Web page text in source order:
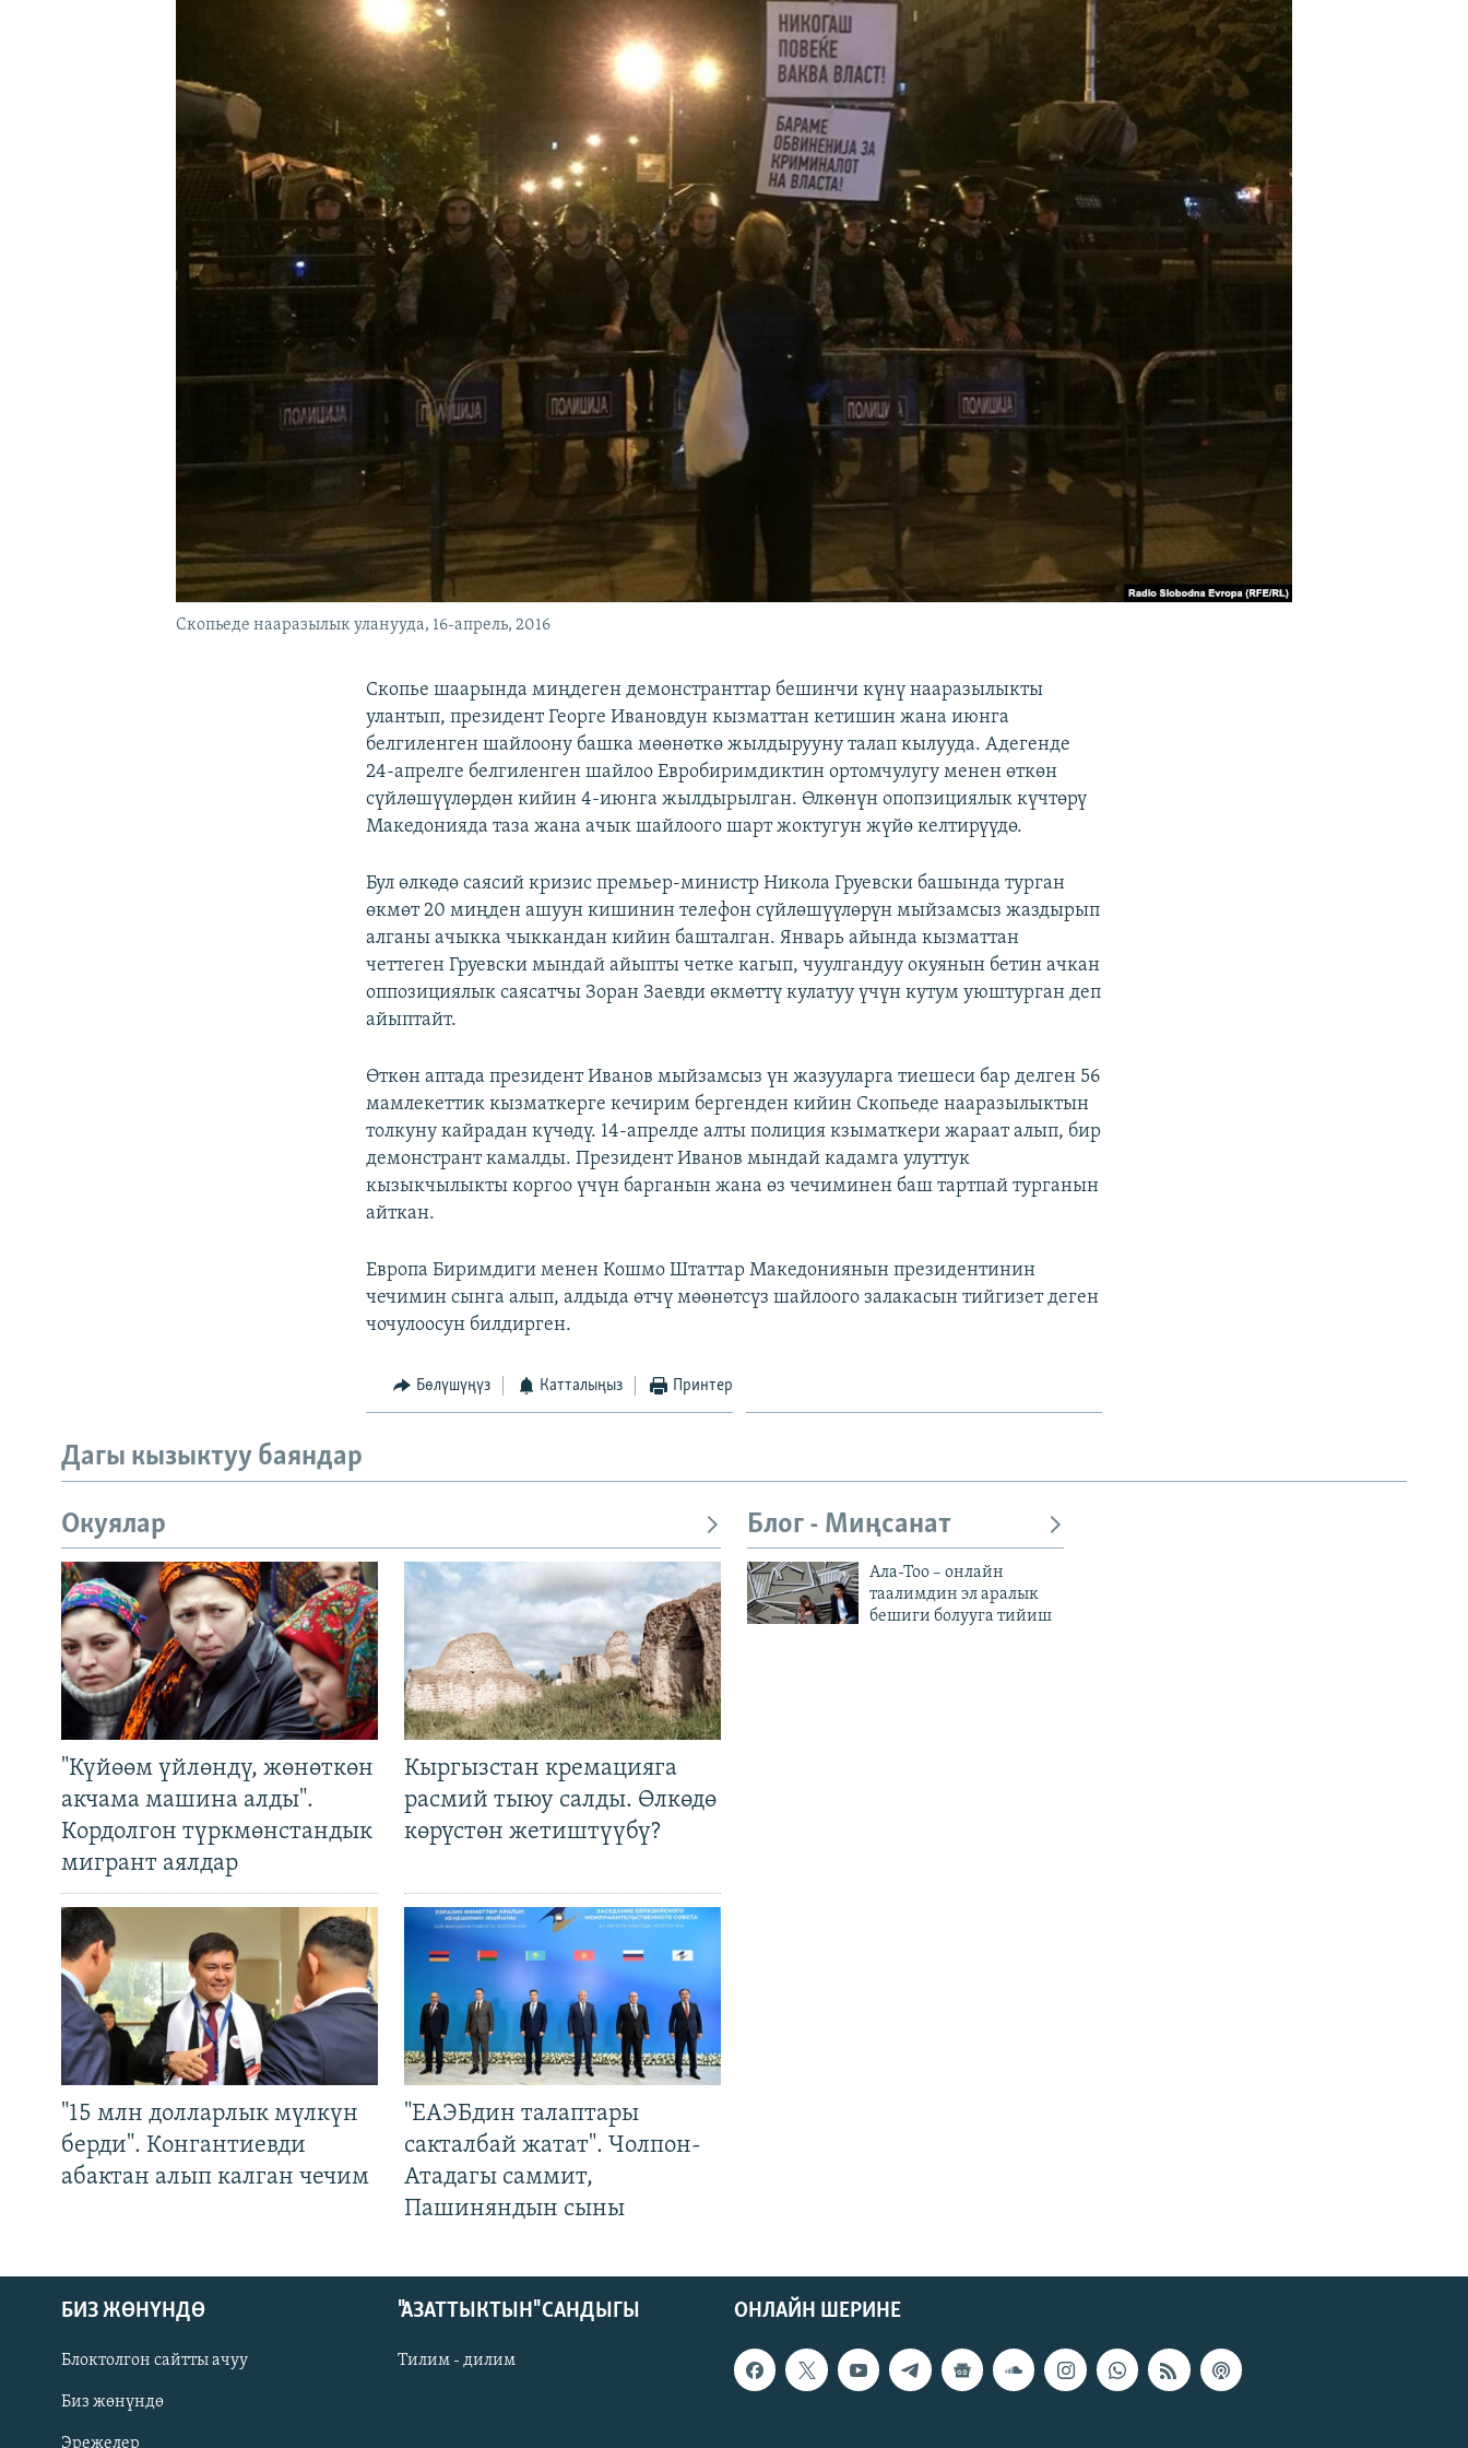
ЫҢГАЙСЫЗ СУРООЛОР
Русский
Cкопьеде нааразылык уланууда, 16-апрель, 2016
Скопье шаарында миңдеген демонстранттар бешинчи күнү нааразылыкты
улантып, президент Георге Ивановдун кызматтан кетишин жана июнга
белгиленген шайлоону башка мөөнөткө жылдырууну талап кылууда. Адегенде
24-апрелге белгиленген шайлоо Евробиримдиктин ортомчулугу менен өткөн
сүйлөшүүлөрдөн кийин 4-июнга жылдырылган. Өлкөнүн опопзициялык күчтөрү
Македонияда таза жана ачык шайлоого шарт жоктугун жүйө келтирүүдө.
Бул өлкөдө саясий кризис премьер-министр Никола Груевски башында турган
өкмөт 20 миңден ашуун кишинин телефон сүйлөшүүлөрүн мыйзамсыз жаздырып
алганы ачыкка чыккандан кийин башталган. Январь айында кызматтан
четтеген Груевски мындай айыпты четке кагып, чуулгандуу окуянын бетин ачкан
оппозициялык саясатчы Зоран Заевди өкмөттү кулатуу үчүн кутум уюштурган деп
айыптайт.
Өткөн аптада президент Иванов мыйзамсыз үн жазууларга тиешеси бар делген 56
мамлекеттик кызматкерге кечирим бергенден кийин Скопьеде нааразылыктын
толкуну кайрадан күчөдү. 14-апрелде алты полиция кзыматкери жараат алып, бир
демонстрант камалды. Президент Иванов мындай кадамга улуттук
кызыкчылыкты коргоо үчүн барганын жана өз чечиминен баш тартпай турганын
айткан.
Европа Биримдиги менен Кошмо Штаттар Македониянын президентинин
чечимин сынга алып, алдыда өтчү мөөнөтсүз шайлоого залакасын тийгизет деген
чочулоосун билдирген.
Бөлүшүңүз Катталыңыз Принтер
Дагы кызыктуу баяндар
Окуялар
"Күйөөм үйлөндү, жөнөткөн
акчама машина алды".
Кордолгон түркмөнстандык
мигрант аялдар
Кыргызстан кремацияга
расмий тыюу салды. Өлкөдө
көрүстөн жетиштүүбү?
"15 млн долларлык мүлкүн
берди". Конгантиевди
абактан алып калган чечим
"ЕАЭБдин талаптары
сакталбай жатат". Чолпон-
Атадагы саммит,
Пашиняндын сыны
Блог - Миңсанат
Ала-Тоо – онлайн
таалимдин эл аралык
бешиги болууга тийиш
ОНЛАЙН ШЕРИНЕ
БИЗ ЖӨНҮНДӨ
Блоктолгон сайтты ачуу
Биз жөнүндө
Эрежелер
"АЗАТТЫКТЫН" САНДЫГЫ
Тилим - дилим